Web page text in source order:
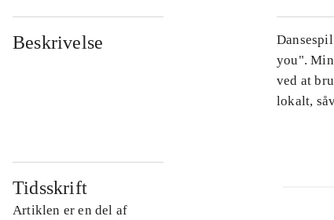
Beskrivelse
you".
ved at
lokalt,
Tidsskrift
Artiklen er en del af